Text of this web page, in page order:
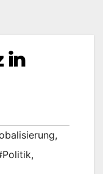
in
,
,